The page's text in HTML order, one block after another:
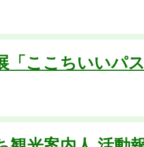
「ここちいいパ